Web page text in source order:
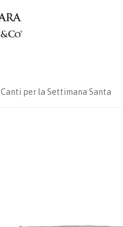
Canti per la Settimana Santa